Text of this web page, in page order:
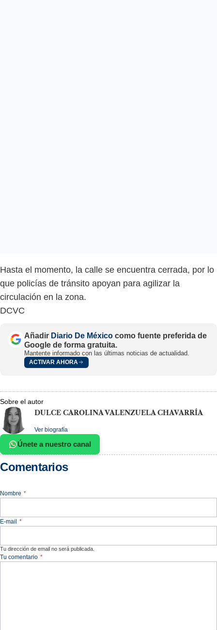
Hasta el momento, la calle se encuentra cerrada, por lo
que policías de tránsito apoyan para agilizar la
circulación en la zona.
DCVC
Añadir Diario De México como fuente preferida de
Google de forma gratuita.
Mantente informado con las últimas noticias de actualidad.
ACTIVAR AHORA
Sobre el autor
DULCE CAROLINA VALENZUELA CHAVARRÍA
Ver biografía
Únete a nuestro canal
Comentarios
Nombre *
E-mail *
Tu dirección de email no será publicada.
Tu comentario *